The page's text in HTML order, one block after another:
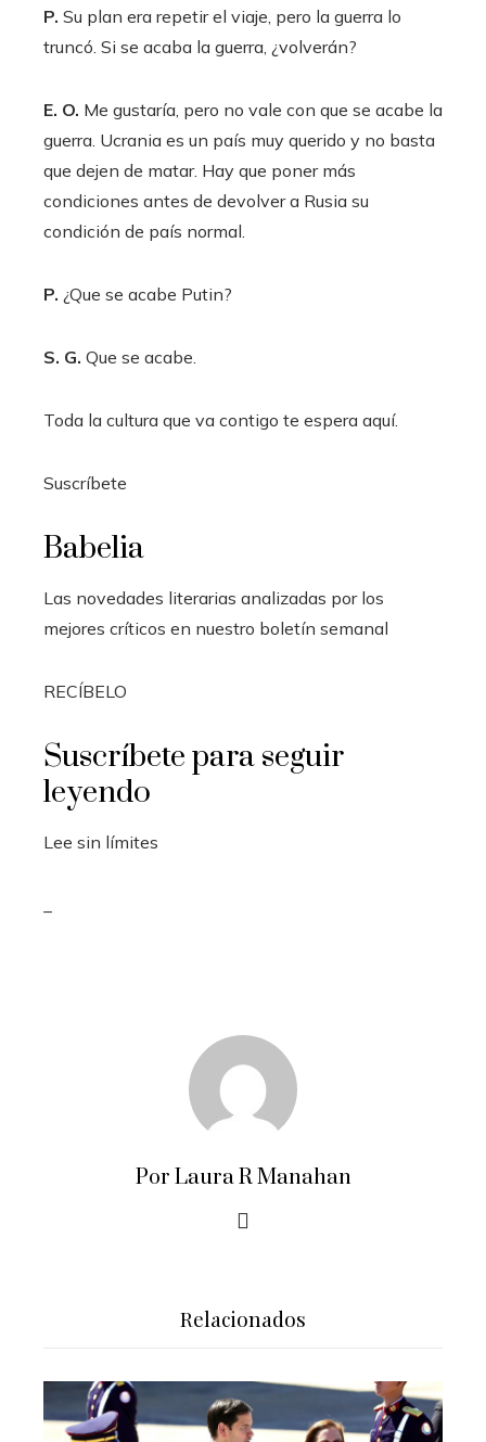
P. Su plan era repetir el viaje, pero la guerra lo
truncó. Si se acaba la guerra, ¿volverán?
E. O. Me gustaría, pero no vale con que se acabe la
guerra. Ucrania es un país muy querido y no basta
que dejen de matar. Hay que poner más
condiciones antes de devolver a Rusia su
condición de país normal.
P. ¿Que se acabe Putin?
S. G. Que se acabe.
Toda la cultura que va contigo te espera aquí.
Suscríbete
Babelia
Las novedades literarias analizadas por los
mejores críticos en nuestro boletín semanal
RECÍBELO
Suscríbete para seguir
leyendo
Lee sin límites
Por Laura R Manahan
Relacionados